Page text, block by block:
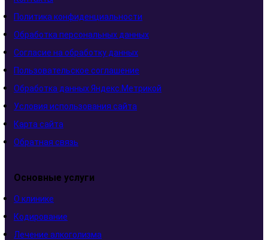
Политика конфиденциальности
Обработка персональных данных
Согласие на обработку данных
Пользовательское соглашение
Обработка данных Яндекс.Метрикой
Условия использования сайта
Карта сайта
Обратная связь
Основные услуги
О клинике
Кодирование
Лечение алкоголизма